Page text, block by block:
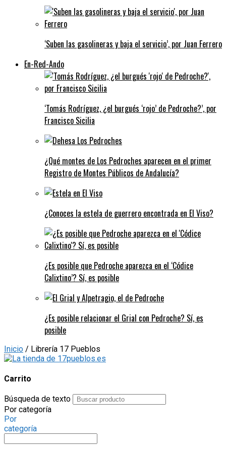
‘Suben las gasolineras y baja el servicio’, por Juan Ferrero
En-Red-Ando
‘Tomás Rodríguez, ¿el burgués ‘rojo’ de Pedroche?’, por
Francisco Sicilia
¿Qué montes de Los Pedroches aparecen en el primer
Registro de Montes Públicos de Andalucía?
¿Conoces la estela de guerrero encontrada en El Viso?
¿Es posible que Pedroche aparezca en el ‘Códice
Calixtino’? Sí, es posible
¿Es posible relacionar el Grial con Pedroche? Sí, es
posible
Inicio / Librería 17 Pueblos
Carrito
Búsqueda de texto
Por categoría
Por
categoría